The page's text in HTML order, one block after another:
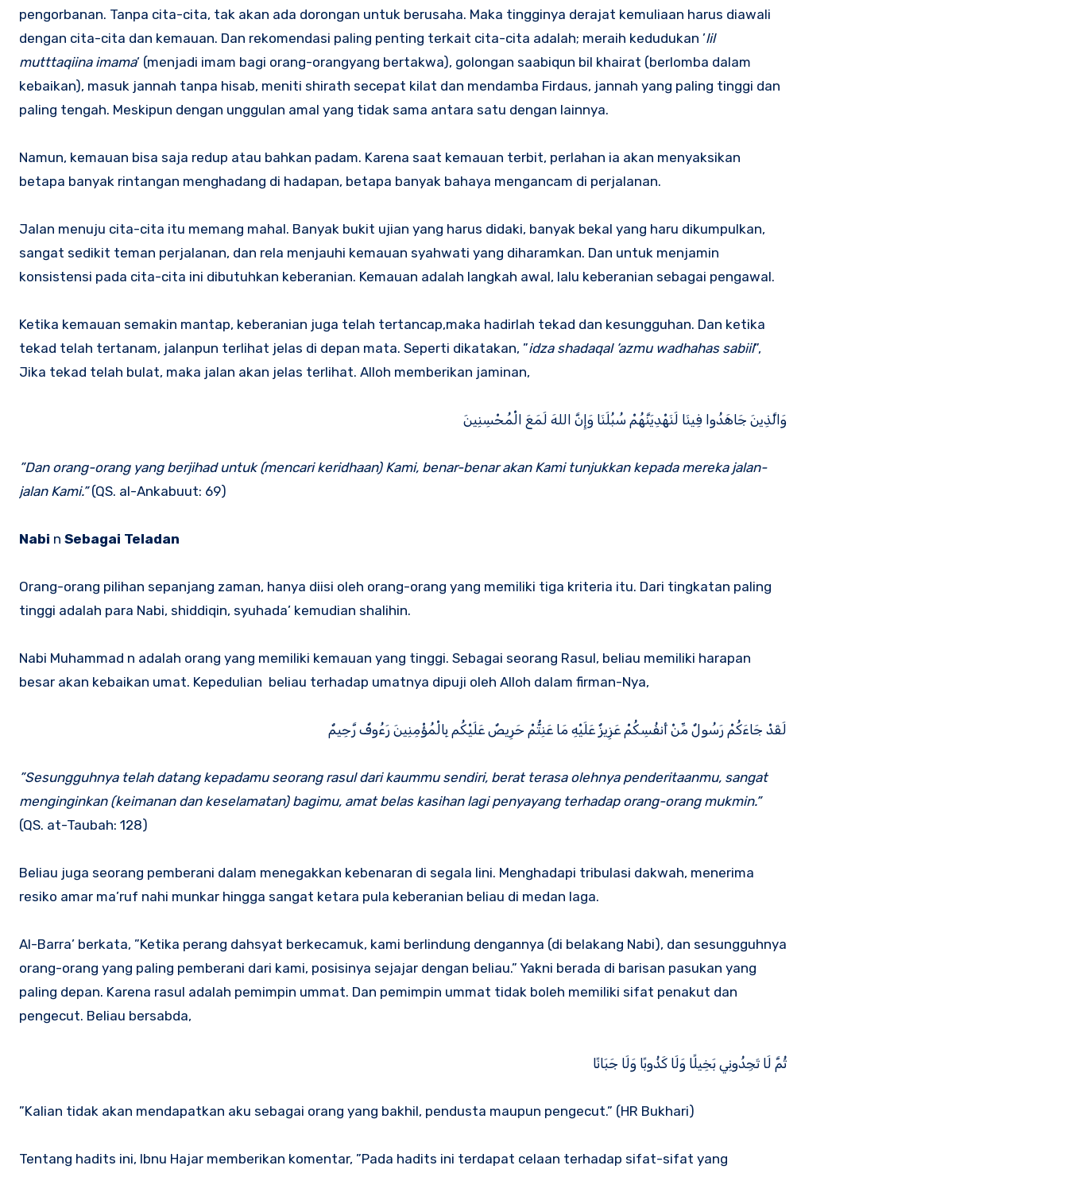
pengorbanan. Tanpa cita-cita, tak akan ada dorongan untuk berusaha. Maka tingginya derajat kemuliaan harus diawali
dengan cita-cita dan kemauan. Dan rekomendasi paling penting terkait cita-cita adalah; meraih kedudukan ’lil
mutttaqiina imama’ (menjadi imam bagi orang-orangyang bertakwa), golongan saabiqun bil khairat (berlomba dalam
kebaikan), masuk jannah tanpa hisab, meniti shirath secepat kilat dan mendamba Firdaus, jannah yang paling tinggi dan
paling tengah. Meskipun dengan unggulan amal yang tidak sama antara satu dengan lainnya.
Namun, kemauan bisa saja redup atau bahkan padam. Karena saat kemauan terbit, perlahan ia akan menyaksikan
betapa banyak rintangan menghadang di hadapan, betapa banyak bahaya mengancam di perjalanan.
Jalan menuju cita-cita itu memang mahal. Banyak bukit ujian yang harus didaki, banyak bekal yang haru dikumpulkan,
sangat sedikit teman perjalanan, dan rela menjauhi kemauan syahwati yang diharamkan. Dan untuk menjamin
konsistensi pada cita-cita ini dibutuhkan keberanian. Kemauan adalah langkah awal, lalu keberanian sebagai pengawal.
Ketika kemauan semakin mantap, keberanian juga telah tertancap,maka hadirlah tekad dan kesungguhan. Dan ketika
tekad telah tertanam, jalanpun terlihat jelas di depan mata. Seperti dikatakan, ”idza shadaqal ’azmu wadhahas sabiil”,
Jika tekad telah bulat, maka jalan akan jelas terlihat. Alloh memberikan jaminan,
وَالَّذِينَ جَاهَدُوا فِينَا لَنَهْدِيَنَّهُمْ سُبُلَنَا وَإِنَّ اللهَ لَمَعَ الْمُحْسِنِينَ
”Dan orang-orang yang berjihad untuk (mencari keridhaan) Kami, benar-benar akan Kami tunjukkan kepada mereka jalan-
jalan Kami.”(QS. al-Ankabuut: 69)
Nabi n Sebagai Teladan
Orang-orang pilihan sepanjang zaman, hanya diisi oleh orang-orang yang memiliki tiga kriteria itu. Dari tingkatan paling
tinggi adalah para Nabi, shiddiqin, syuhada’ kemudian shalihin.
Nabi Muhammad n adalah orang yang memiliki kemauan yang tinggi. Sebagai seorang Rasul, beliau memiliki harapan
besar akan kebaikan umat. Kepedulian beliau terhadap umatnya dipuji oleh Alloh dalam firman-Nya,
لَقَدْ جَاءَكُمْ رَ‌سُولٌ مِّنْ أَنفُسِكُمْ عَزِيزٌ عَلَيْهِ مَا عَنِتُّمْ حَرِ‌يصٌ عَلَيْكُم بِالْمُؤْمِنِينَ رَ‌ءُوفٌ رَّ‌حِيمٌ
”Sesungguhnya telah datang kepadamu seorang rasul dari kaummu sendiri, berat terasa olehnya penderitaanmu, sangat
menginginkan (keimanan dan keselamatan) bagimu, amat belas kasihan lagi penyayang terhadap orang-orang mukmin.”
(QS. at-Taubah: 128)
Beliau juga seorang pemberani dalam menegakkan kebenaran di segala lini. Menghadapi tribulasi dakwah, menerima
resiko amar ma’ruf nahi munkar hingga sangat ketara pula keberanian beliau di medan laga.
Al-Barra’ berkata, ”Ketika perang dahsyat berkecamuk, kami berlindung dengannya (di belakang Nabi), dan sesungguhnya
orang-orang yang paling pemberani dari kami, posisinya sejajar dengan beliau.” Yakni berada di barisan pasukan yang
paling depan. Karena rasul adalah pemimpin ummat. Dan pemimpin ummat tidak boleh memiliki sifat penakut dan
pengecut. Beliau bersabda,
ثُمَّ لَا تَجِدُونِي بَخِيلًا وَلَا كَذُوبًا وَلَا جَبَانًا
”Kalian tidak akan mendapatkan aku sebagai orang yang bakhil, pendusta maupun pengecut.” (HR Bukhari)
Tentang hadits ini, Ibnu Hajar memberikan komentar, ”Pada hadits ini terdapat celaan terhadap sifat-sifat yang